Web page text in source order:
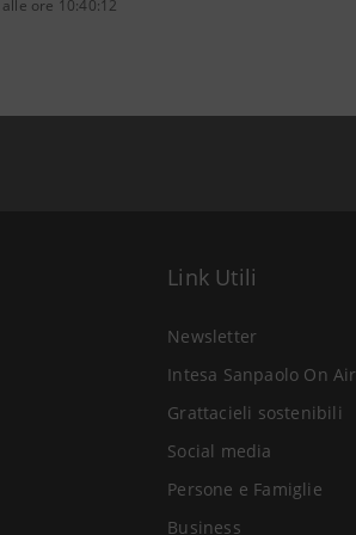
ore 10:40:12
Link Utili
Newsletter
Intesa Sanpaolo On Air
Grattacieli sostenibili
Social media
Persone e Famiglie
Business